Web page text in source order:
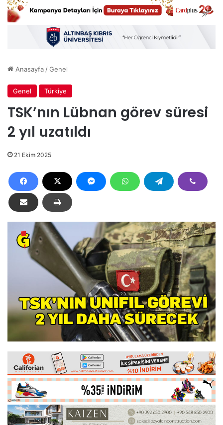
Anasayfa/Genel
Genel Türkiye
TSK’nın Lübnan görev süresi
2 yıl uzatıldı
21 Ekim 2025